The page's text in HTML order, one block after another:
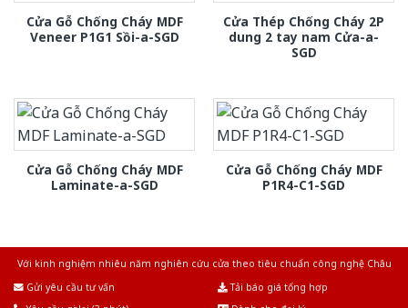
Cửa Gỗ Chống Cháy MDF
Veneer P1G1 Sồi-a-SGD
Cửa Thép Chống Cháy 2P
dung 2 tay nam Cửa-a-
SGD
Cửa Gỗ Chống Cháy MDF
Laminate-a-SGD
Cửa Gỗ Chống Cháy MDF
P1R4-C1-SGD
Với kinh nghiệm nhiêu năm nghiên cứu cửa theo tiêu chuẩn công nghệ Châu
Gửi yêu cầu tư vấn
Tải báo giá tổng hợp